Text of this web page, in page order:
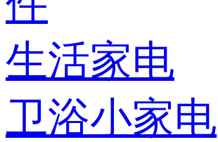
生活家电
卫浴小家电